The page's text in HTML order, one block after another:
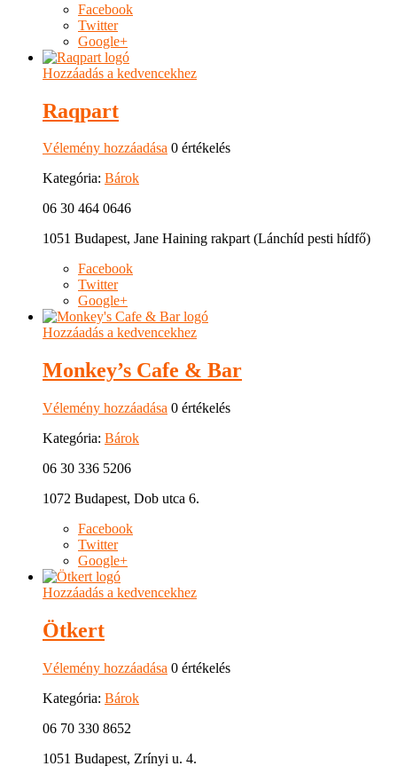
Facebook
Twitter
Google+
Hozzáadás a kedvencekhez
Raqpart
Vélemény hozzáadása 0 értékelés
Kategória: Bárok
06 30 464 0646
1051 Budapest, Jane Haining rakpart (Lánchíd pesti hídfő)
Facebook
Twitter
Google+
Hozzáadás a kedvencekhez
Monkey’s Cafe & Bar
Vélemény hozzáadása 0 értékelés
Kategória: Bárok
06 30 336 5206
1072 Budapest, Dob utca 6.
Facebook
Twitter
Google+
Hozzáadás a kedvencekhez
Ötkert
Vélemény hozzáadása 0 értékelés
Kategória: Bárok
06 70 330 8652
1051 Budapest, Zrínyi u. 4.